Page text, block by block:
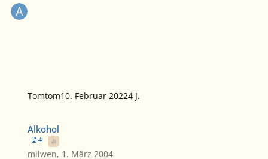
Tomtom10. Februar 20224 J.
Alkohol
4
milwen, 1. März 2004